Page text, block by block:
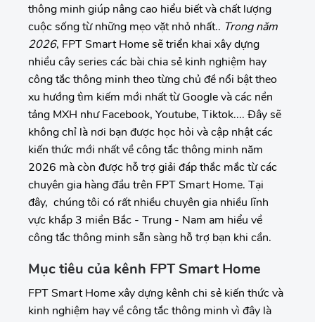
thông minh giúp nâng cao hiểu biết và chất lượng
cuộc sống từ những mẹo vặt nhỏ nhất.. Trong năm
2026, FPT Smart Home sẽ triển khai xây dựng
nhiều cây series các bài chia sẻ kinh nghiệm hay
công tắc thông minh theo từng chủ đề nổi bật theo
xu hướng tìm kiếm mới nhất từ Google và các nền
tảng MXH như Facebook, Youtube, Tiktok.... Đây sẽ
không chỉ là nơi bạn được học hỏi và cập nhật các
kiến thức mới nhất về công tắc thông minh năm
2026 mà còn được hỗ trợ giải đáp thắc mắc từ các
chuyên gia hàng đầu trên FPT Smart Home. Tại
đây, chúng tôi có rất nhiều chuyên gia nhiều lĩnh
vực khắp 3 miền Bắc - Trung - Nam am hiểu về
công tắc thông minh sẵn sàng hỗ trợ bạn khi cần.
Mục tiêu của kênh FPT Smart Home
FPT Smart Home xây dựng kênh chi sẻ kiến thức và
kinh nghiệm hay về công tắc thông minh vì đây là